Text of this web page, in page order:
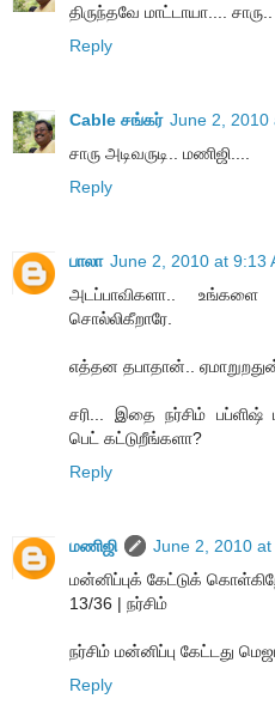
திருந்தவே மாட்டாயா.... சாரு..
Reply
Cable சங்கர் June 2, 2010
சாரு அடிவருடி.. மணிஜி....
Reply
பாலா June 2, 2010 at 9:13
அடப்பாவிகளா..
சொல்லிகீறாரே.
எத்தன தபாதான்..
சரி... இதை நர்சிம் பப்ளிஷ்
பெட் கட்டுறீங்களா?
Reply
மணிஜி
June 2, 2010 at
மன்னிப்புக் கேட்டுக்
13/36 | நர்சிம்
நர்சிம் மன்னிப்பு கேட்டது
Reply